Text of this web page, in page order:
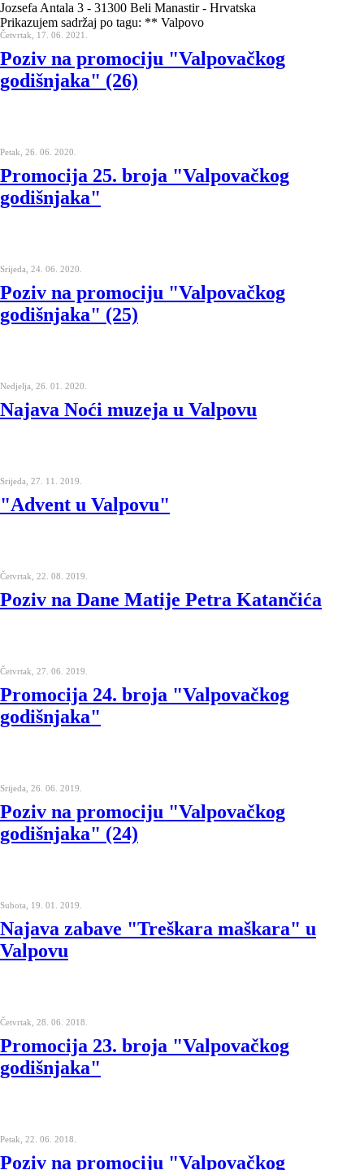
Jozsefa Antala 3 - 31300 Beli Manastir - Hrvatska
Prikazujem sadržaj po tagu: ** Valpovo
Četvrtak, 17. 06. 2021.
Poziv na promociju "Valpovačkog
godišnjaka" (26)
Petak, 26. 06. 2020.
Promocija 25. broja "Valpovačkog
godišnjaka"
Srijeda, 24. 06. 2020.
Poziv na promociju "Valpovačkog
godišnjaka" (25)
Nedjelja, 26. 01. 2020.
Najava Noći muzeja u Valpovu
Srijeda, 27. 11. 2019.
"Advent u Valpovu"
Četvrtak, 22. 08. 2019.
Poziv na Dane Matije Petra Katančića
Četvrtak, 27. 06. 2019.
Promocija 24. broja "Valpovačkog
godišnjaka"
Srijeda, 26. 06. 2019.
Poziv na promociju "Valpovačkog
godišnjaka" (24)
Subota, 19. 01. 2019.
Najava zabave "Treškara maškara" u
Valpovu
Četvrtak, 28. 06. 2018.
Promocija 23. broja "Valpovačkog
godišnjaka"
Petak, 22. 06. 2018.
Poziv na promociju "Valpovačkog